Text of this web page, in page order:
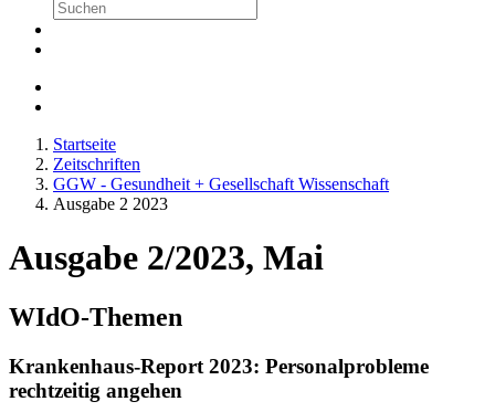
Startseite
Zeitschriften
GGW - Gesundheit + Gesellschaft Wissenschaft
Ausgabe 2 2023
Ausgabe 2/2023, Mai
WIdO-Themen
Krankenhaus-Report 2023: Personalprobleme
rechtzeitig angehen